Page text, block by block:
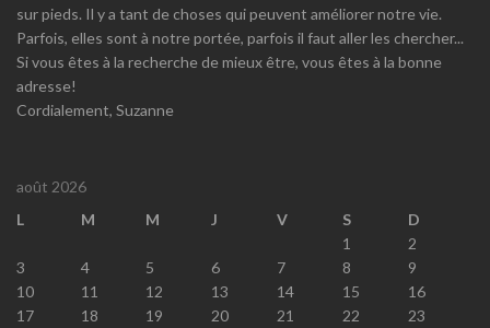
sur pieds. Il y a tant de choses qui peuvent améliorer notre vie.
Parfois, elles sont à notre portée, parfois il faut aller les chercher...
Si vous êtes à la recherche de mieux être, vous êtes à la bonne
adresse!
Cordialement, Suzanne
août 2026
L
M M J V S
D
1
2
3
4 5 6 7 8
9
10
11 12 13 14 15
16
17
18 19 20 21 22 23